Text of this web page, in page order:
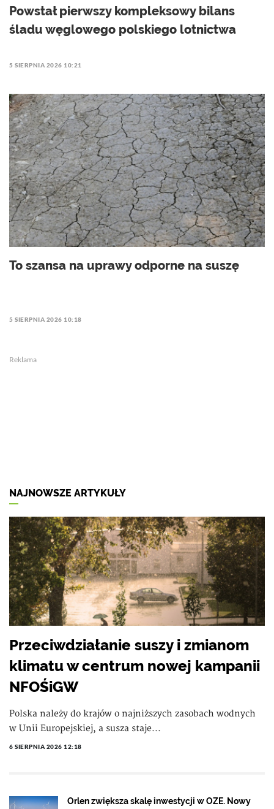
Powstał pierwszy kompleksowy bilans
śladu węglowego polskiego lotnictwa
5 SIERPNIA 2026 10:21
To szansa na uprawy odporne na suszę
5 SIERPNIA 2026 10:18
Reklama
NAJNOWSZE ARTYKUŁY
Przeciwdziałanie suszy i zmianom
klimatu w centrum nowej kampanii
NFOŚiGW
Polska należy do krajów o najniższych zasobach wodnych
w Unii Europejskiej, a susza staje...
6 SIERPNIA 2026 12:18
Orlen zwiększa skalę inwestycji w OZE. Nowy